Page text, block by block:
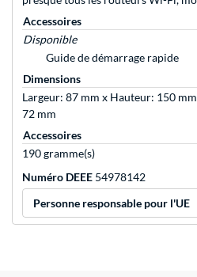
Accessoires
Disponible
Guide de démarrage rapide
Dimensions
Largeur: 87 mm x Hauteur: 150
72 mm
Accessoires
190 gramme(s)
Numéro DEEE 54978142
Personne responsable pour l'UE